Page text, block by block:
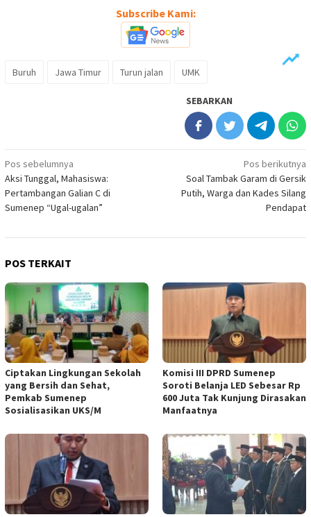
Subscribe Kami:
Buruh Jawa Timur Turun jalan UMK
SEBARKAN
Navigasi
pos
Pos sebelumnya
Aksi Tunggal, Mahasiswa:
Pertambangan Galian C di
Sumenep “Ugal-ugalan”
Pos berikutnya
Soal Tambak Garam di Gersik
Putih, Warga dan Kades Silang
Pendapat
POS TERKAIT
Ciptakan Lingkungan Sekolah
yang Bersih dan Sehat,
Pemkab Sumenep
Sosialisasikan UKS/M
Komisi III DPRD Sumenep
Soroti Belanja LED Sebesar Rp
600 Juta Tak Kunjung Dirasakan
Manfaatnya